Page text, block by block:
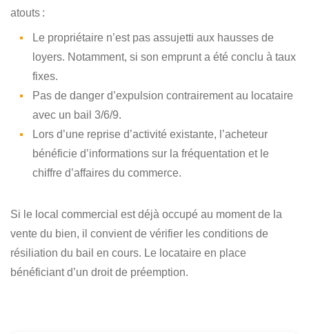
atouts :
Le propriétaire n’est pas assujetti aux hausses de
loyers. Notamment, si son emprunt a été conclu à taux
fixes.
Pas de danger d’expulsion contrairement au locataire
avec un bail 3/6/9.
Lors d’une reprise d’activité existante, l’acheteur
bénéficie d’informations sur la fréquentation et le
chiffre d’affaires du commerce.
Si le local commercial est déjà occupé au moment de la
vente du bien, il convient de vérifier les conditions de
résiliation du bail en cours. Le locataire en place
bénéficiant d’un droit de préemption.